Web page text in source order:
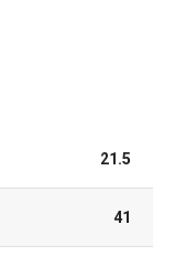
21.5
41